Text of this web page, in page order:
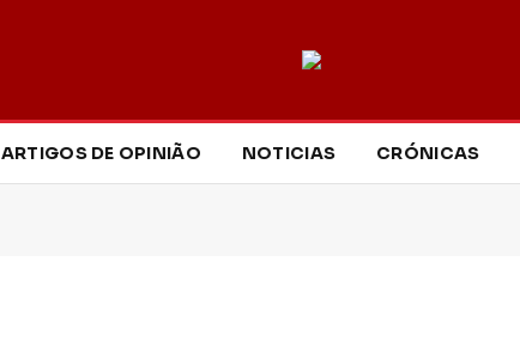
ARTIGOS DE OPINIÃO NOTICIAS CRÓNICAS